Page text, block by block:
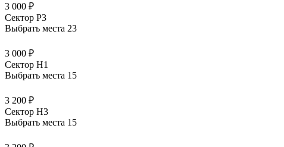
3 000 ₽
Сектор P3
Выбрать места 23
3 000 ₽
Сектор H1
Выбрать места 15
3 200 ₽
Сектор H3
Выбрать места 15